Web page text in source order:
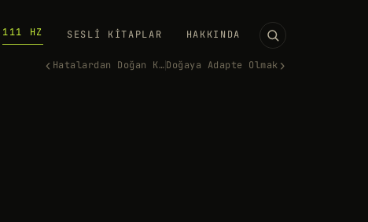
111 HZ SESLI KITAPLAR HAKKINDA
‹ Hatalardan Doğan Keşifler Doğaya Adapte Olmak ›